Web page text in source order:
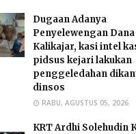
Dugaan Adanya
Penyelewengan Dana
Kalikajar, kasi intel
pidsus kejari lakukan
penggeledahan
dinsos
RABU, AGUSTUS 05, 2026
​KRT Ardhi Solehudin